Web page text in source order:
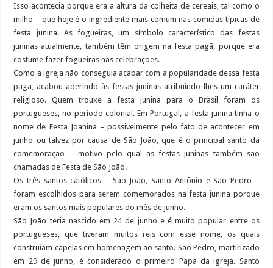
Isso acontecia porque era a altura da colheita de cereais, tal como o
milho – que hoje é o ingrediente mais comum nas comidas típicas de
festa junina. As fogueiras, um símbolo característico das festas
juninas atualmente, também têm origem na festa pagã, porque era
costume fazer fogueiras nas celebrações.
Como a igreja não conseguia acabar com a popularidade dessa festa
pagã, acabou aderindo às festas juninas atribuindo-lhes um caráter
religioso. Quem trouxe a festa junina para o Brasil foram os
portugueses, no período colonial. Em Portugal, a festa junina tinha o
nome de Festa Joanina – possivelmente pelo fato de acontecer em
junho ou talvez por causa de São João, que é o principal santo da
comemoração – motivo pelo qual as festas juninas também são
chamadas de Festa de São João.
Os três santos católicos – São João, Santo Antônio e São Pedro –
foram escolhidos para serem comemorados na festa junina porque
eram os santos mais populares do mês de junho.
São João teria nascido em 24 de junho e é muito popular entre os
portugueses, que tiveram muitos reis com esse nome, os quais
construíam capelas em homenagem ao santo. São Pedro, martirizado
em 29 de junho, é considerado o primeiro Papa da igreja. Santo